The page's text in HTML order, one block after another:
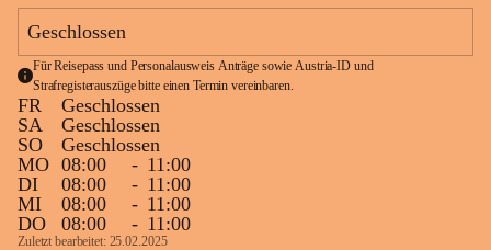
Geschlossen
Für Reisepass und Personalausweis Anträge sowie Austria-ID und
Strafregisterauszüge bitte einen Termin vereinbaren.
FR
Geschlossen
SA
Geschlossen
SO
Geschlossen
MO 08:00 - 11:00
DI
08:00 - 11:00
MI
08:00 - 11:00
DO
08:00 - 11:00
Zuletzt bearbeitet: 25.02.2025